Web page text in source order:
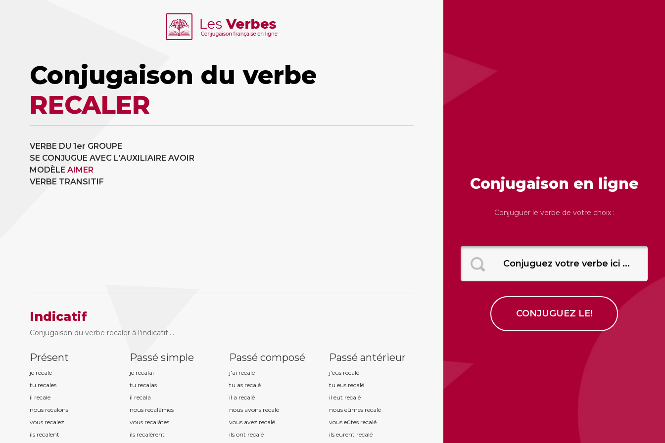
Conjugaison du verbe
RECALER
VERBE DU 1er GROUPE
SE CONJUGUE AVEC L'AUXILIAIRE AVOIR
MODÈLE AIMER
VERBE TRANSITIF
Indicatif
Conjugaison du verbe recaler à l'indicatif ...
Présent
je recale
tu recales
il recale
nous recalons
vous recalez
ils recalent
Passé simple
je recalai
tu recalas
il recala
nous recalâmes
vous recalâtes
ils recalèrent
Passé composé
j'ai recalé
tu as recalé
il a recalé
nous avons recalé
vous avez recalé
ils ont recalé
Passé antérieur
j'eus recalé
tu eus recalé
il eut recalé
nous eûmes recalé
vous eûtes recalé
ils eurent recalé
Conjugaison en ligne
Conjuguer le verbe de votre choix :